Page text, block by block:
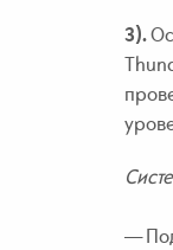
3).
—